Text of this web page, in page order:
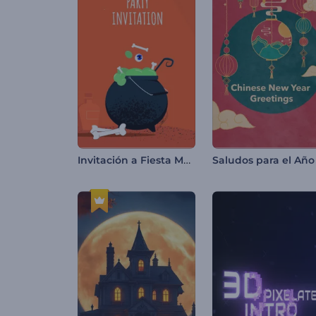
Invitación a Fiesta Mágica de Halloween